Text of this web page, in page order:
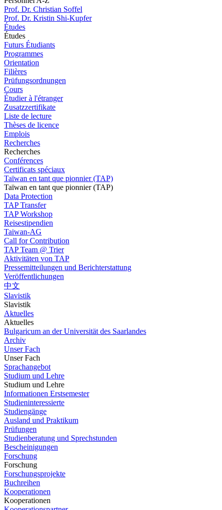
Prof. Dr. Christian Soffel
Prof. Dr. Kristin Shi-Kupfer
Études
Études
Futurs Étudiants
Programmes
Orientation
Filières
Prüfungsordnungen
Cours
Étudier à l'étranger
Zusatzzertifikate
Liste de lecture
Thèses de licence
Emplois
Recherches
Recherches
Conférences
Certificats spéciaux
Taïwan en tant que pionnier (TAP)
Taïwan en tant que pionnier (TAP)
Data Protection
TAP Transfer
TAP Workshop
Reisestipendien
Taiwan-AG
Call for Contribution
TAP Team @ Trier
Aktivitäten von TAP
Pressemitteilungen und Berichterstattung
Veröffentlichungen
中文
Slavistik
Slavistik
Aktuelles
Aktuelles
Bulgaricum an der Universität des Saarlandes
Archiv
Unser Fach
Unser Fach
Sprachangebot
Studium und Lehre
Studium und Lehre
Informationen Erstsemester
Studieninteressierte
Studiengänge
Ausland und Praktikum
Prüfungen
Studienberatung und Sprechstunden
Bescheinigungen
Forschung
Forschung
Forschungsprojekte
Buchreihen
Kooperationen
Kooperationen